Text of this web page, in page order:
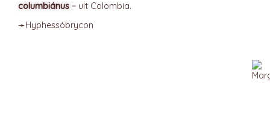
columbiánus = uit Colombia.
➛Hyphessóbrycon